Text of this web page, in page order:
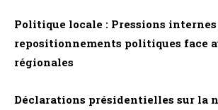
Politique locale : Pressions
repositionnements politiques face
régionales
Déclarations présidentielles sur la